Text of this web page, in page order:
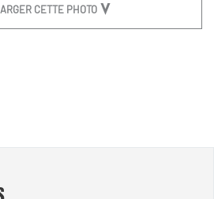
CETTE PHOTO